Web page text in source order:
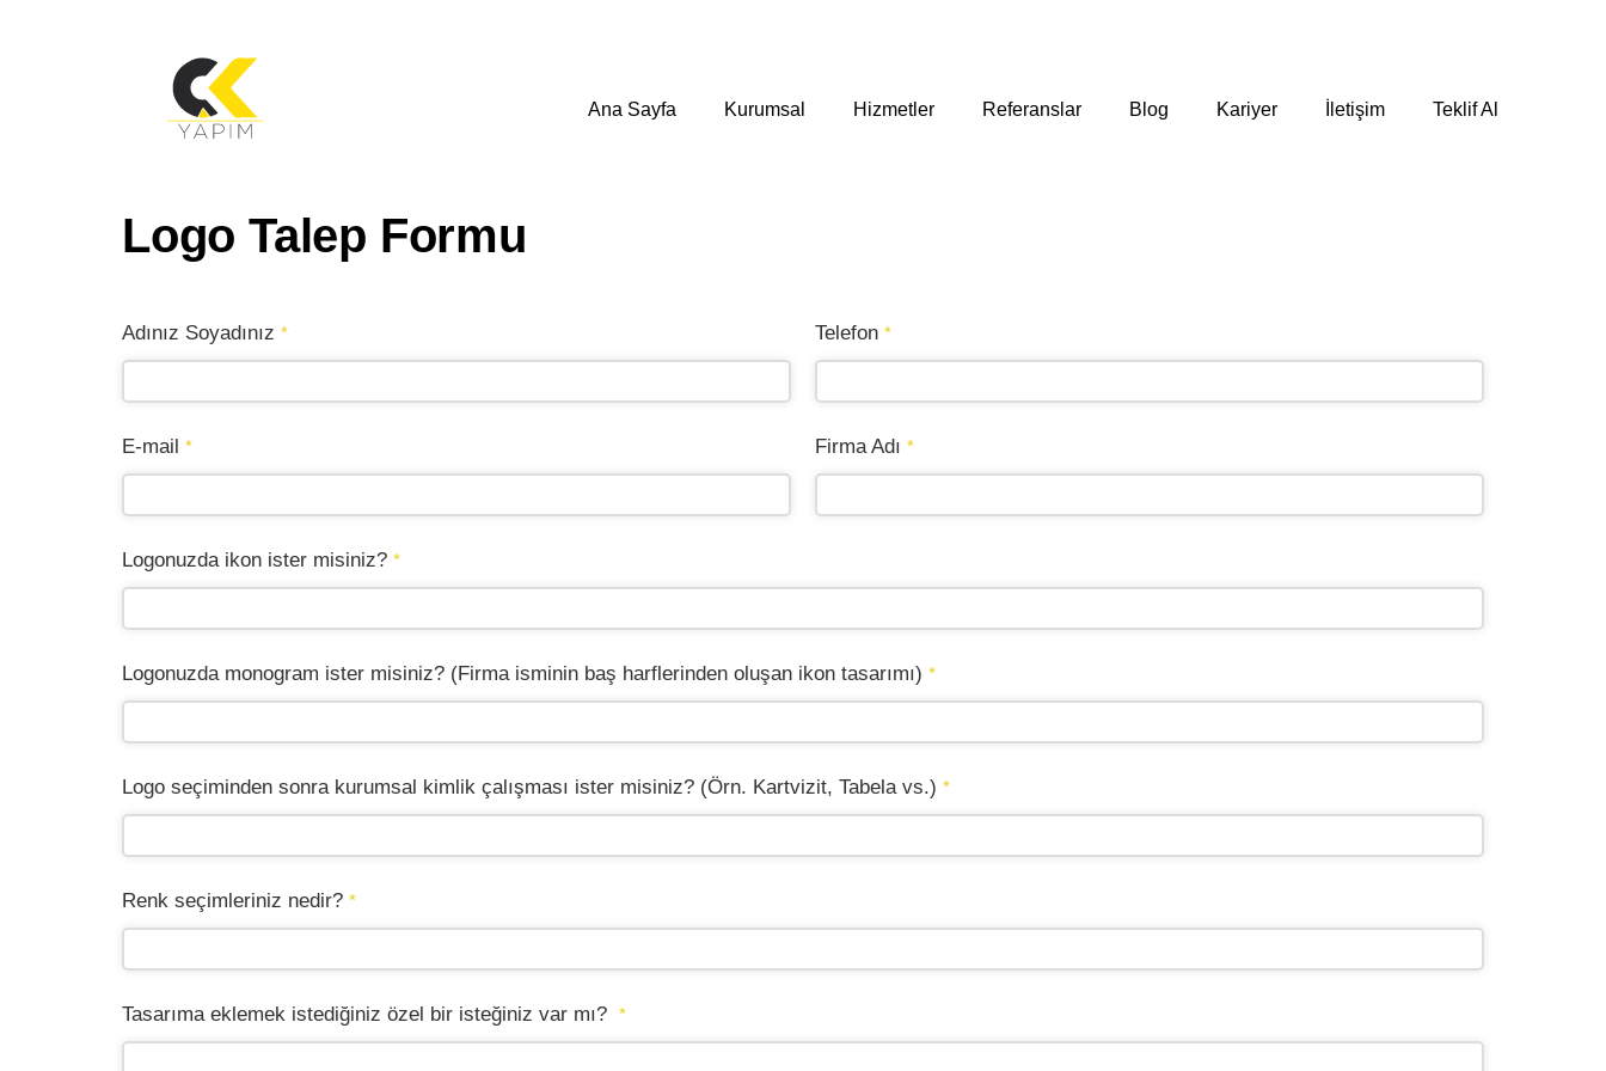
Ana Sayfa Kurumsal Hizmetler Referanslar Blog Kariyer İletişim Teklif Al
Logo Talep Formu
Adınız Soyadınız * Telefon *
E-mail * Firma Adı *
Logonuzda ikon ister misiniz? *
Logonuzda monogram ister misiniz? (Firma isminin baş harflerinden oluşan ikon tasarımı) *
Logo seçiminden sonra kurumsal kimlik çalışması ister misiniz? (Örn. Kartvizit, Tabela vs.) *
Renk seçimleriniz nedir? *
Tasarıma eklemek istediğiniz özel bir isteğiniz var mı? *